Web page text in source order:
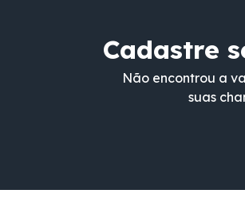
Cadastre
Não encontrou a
suas